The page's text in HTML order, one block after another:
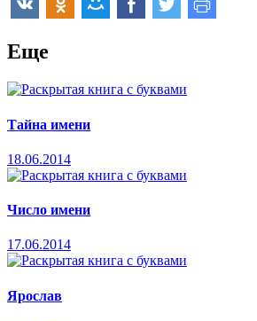
Еще
Тайна имени
18.06.2014
Число имени
17.06.2014
Ярослав